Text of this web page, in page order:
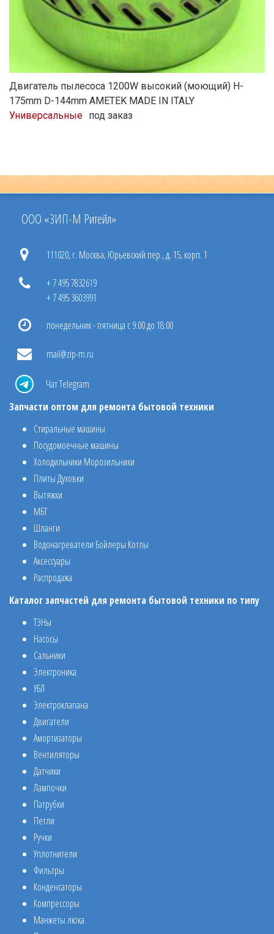
Двигатель пылесоса 1200W высокий (моющий) H-
175mm D-144mm AMETEK MADE IN ITALY
Универсальные под заказ
ООО «ЗИП-М Ритейл»
111020, г. Москва, Юрьевский пер., д. 15, корп. 1
+ 7 495 7832619
+ 7 495 3603991
понедельник - пятница с 9:00 до 18:00
mail@zip-m.ru
Чат Telegram
Запчасти оптом для ремонта бытовой техники
Стиральные машины
Посудомоечные машины
Холодильники Морозильники
Плиты Духовки
Вытяжки
МБТ
Шланги
Водонагреватели Бойлеры Котлы
Аксессуары
Распродажа
Каталог запчастей для ремонта бытовой техники по типу
ТЭНы
Насосы
Сальники
Электроника
УБЛ
Электроклапана
Двигатели
Амортизаторы
Вентиляторы
Датчики
Лампочки
Патрубки
Петли
Ручки
Уплотнители
Фильтры
Конденсаторы
Компрессоры
Манжеты люка